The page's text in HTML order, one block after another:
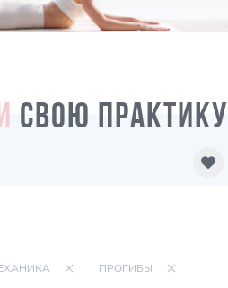
СВОЮ ПРАКТИКУ
ПРОГИБЫ